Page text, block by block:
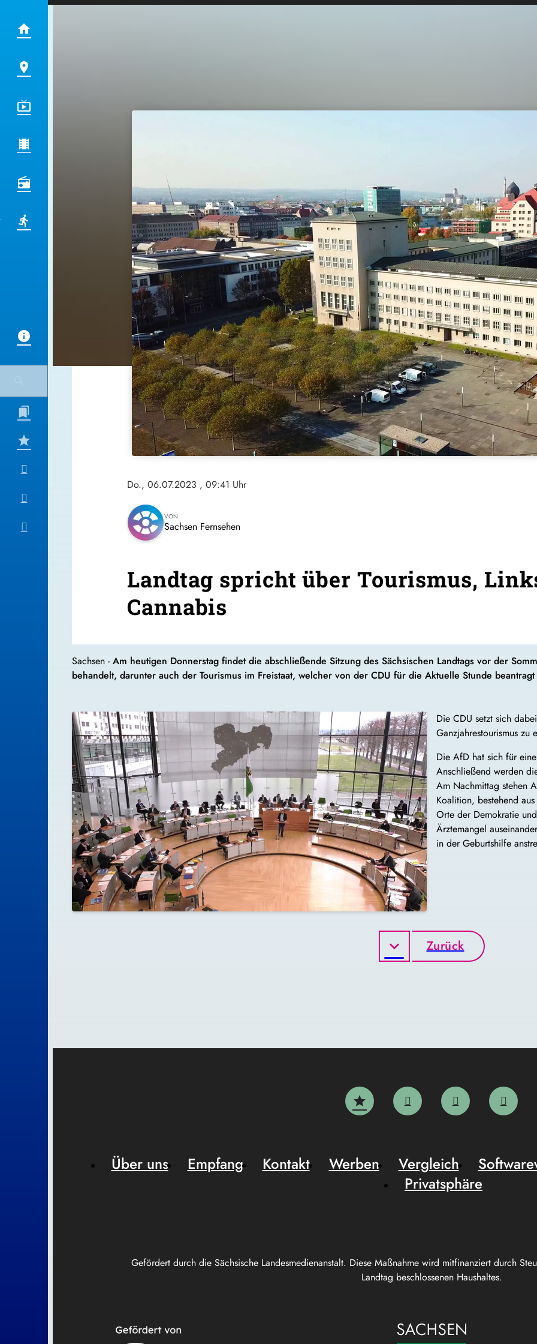
Do., 06.07.2023 , 09:41 Uhr
VON
Sachsen Fernsehen
Landtag spricht über Tourismus,
Cannabis
Sachsen -Am heutigen Donnerstag findet die abschließende Sitzung des Sächsischen Landtags vor der
behandelt, darunter auch der Tourismus im Freistaat, welcher von der CDU für die Aktuelle Stunde
Die CDU setzt sich
Ganzjahrestourismus zu
Die AfD hat sich für
Anschließend werden
Am Nachmittag stehen
Koalition, bestehend
Orte der Demokratie
Ärztemangel
in der Geburtshilfe
Zurück
Gefördert durch die Sächsische Landesmedienanstalt. Diese Maßnahme wird mitfinanziert durch
Landtag beschlossenen Haushaltes.
Über uns Empfang Kontakt Werben Vergleich
Privatsphäre